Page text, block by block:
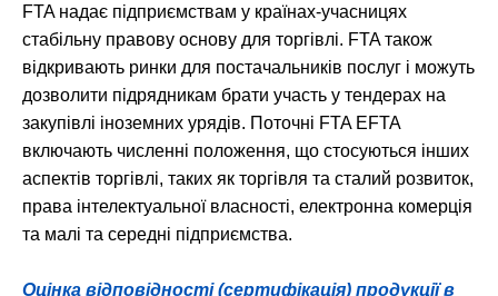
FTA надає підприємствам у країнах-учасницях
стабільну правову основу для торгівлі. FTA також
відкривають ринки для постачальників послуг і можуть
дозволити підрядникам брати участь у тендерах на
закупівлі іноземних урядів. Поточні FTA EFTA
включають численні положення, що стосуються інших
аспектів торгівлі, таких як торгівля та сталий розвиток,
права інтелектуальної власності, електронна комерція
та малі та середні підприємства.
Оцінка відповідності (сертифікація) продукції в